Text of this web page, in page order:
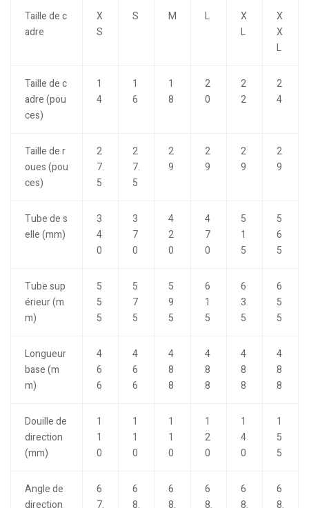
Taille de c
adre
X
S
S M L
X
L
X
X
L
Taille de c
adre (pou
ces)
1
4
1
6
1
8
2
0
2
2
2
4
Taille de r
oues (pou
ces)
2
7.
5
2
7.
5
2
9
2
9
2
9
2
9
Tube de s
elle (mm)
3
4
0
3
7
0
4
2
0
4
7
0
5
1
5
5
6
5
Tube sup
érieur (m
m)
5
5
5
5
7
5
5
9
5
6
1
5
6
3
5
6
5
5
Longueur
base (m
m)
4
6
6
4
6
6
4
8
8
4
8
8
4
8
8
4
8
8
Douille de
direction
(mm)
1
1
0
1
1
0
1
1
0
1
2
0
1
4
0
1
5
5
Angle de
direction
6
7.
6
8.
6
8.
6
8.
6
8.
6
8.